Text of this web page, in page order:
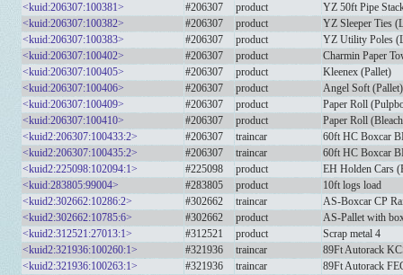
<kuid:206307:100381>
#206307 product
YZ 50ft Pipe
<kuid:206307:100382>
#206307 product
YZ Sleeper Ties
<kuid:206307:100383>
#206307 product
YZ Utility Poles
<kuid:206307:100402>
#206307 product
Charmin Paper
<kuid:206307:100405>
#206307 product
Kleenex (Pallet)
<kuid:206307:100406>
#206307 product
Angel Soft (Pallet)
<kuid:206307:100409>
#206307 product
Paper Roll
<kuid:206307:100410>
#206307 product
Paper Roll
<kuid2:206307:100433:2>
#206307 traincar
60ft HC Boxcar
<kuid2:206307:100435:2>
#206307 traincar
60ft HC Boxcar
<kuid2:225098:102094:1>
#225098 product
EH Holden Cars
<kuid:283805:99004>
#283805 product
10ft logs load
<kuid2:302662:10286:2>
#302662 traincar
AS-Boxcar CP
<kuid2:302662:10785:6>
#302662 product
AS-Pallet with
<kuid2:312521:27013:1>
#312521 product
Scrap metal 4
<kuid2:321936:100260:1>
#321936 traincar
89Ft Autorack
<kuid2:321936:100263:1>
#321936 traincar
89Ft Autorack